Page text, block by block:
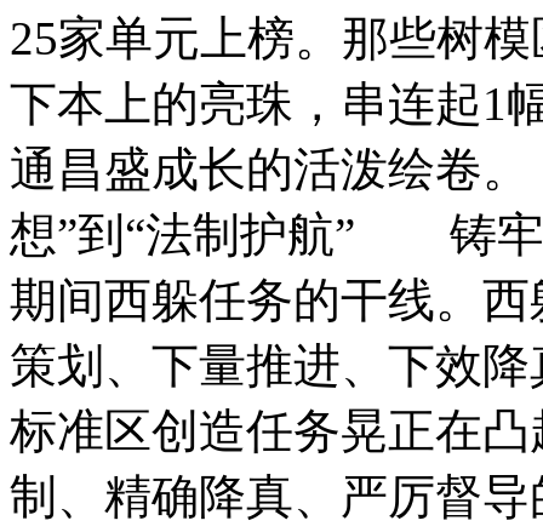
25家单元上榜。那些树
下本上的亮珠，串连起1
通昌盛成长的活泼绘卷
想”到“法制护航” 铸牢
期间西躲任务的干线。
策划、下量推进、下效
标准区创造任务晃正在
制、精确降真、严厉督